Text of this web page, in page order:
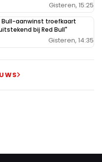
Gisteren, 15:25
Bull-aanwinst troefkaart
bij Red Bull"
Gisteren, 14:35